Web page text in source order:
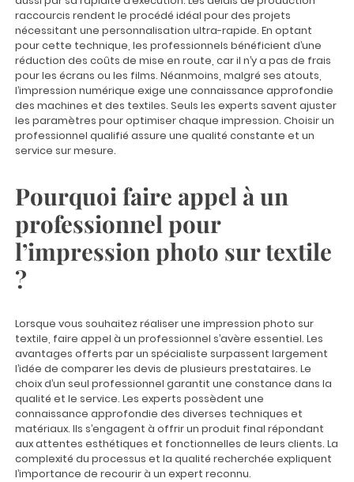
raccourcis rendent le procédé idéal pour des projets
nécessitant une personnalisation ultra-rapide. En optant
pour cette technique, les professionnels bénéficient d’une
réduction des coûts de mise en route, car il n’y a pas de frais
pour les écrans ou les films. Néanmoins, malgré ses atouts,
l’impression numérique exige une connaissance approfondie
des machines et des textiles. Seuls les experts savent ajuster
les paramètres pour optimiser chaque impression. Choisir un
professionnel qualifié assure une qualité constante et un
service sur mesure.
Pourquoi faire appel à un
professionnel pour
l’impression photo sur textile
?
Lorsque vous souhaitez réaliser une impression photo sur
textile, faire appel à un professionnel s’avère essentiel. Les
avantages offerts par un spécialiste surpassent largement
l’idée de comparer les devis de plusieurs prestataires. Le
choix d’un seul professionnel garantit une constance dans la
qualité et le service. Les experts possèdent une
connaissance approfondie des diverses techniques et
matériaux. Ils s’engagent à offrir un produit final répondant
aux attentes esthétiques et fonctionnelles de leurs clients. La
complexité du processus et la qualité recherchée expliquent
l’importance de recourir à un expert reconnu.